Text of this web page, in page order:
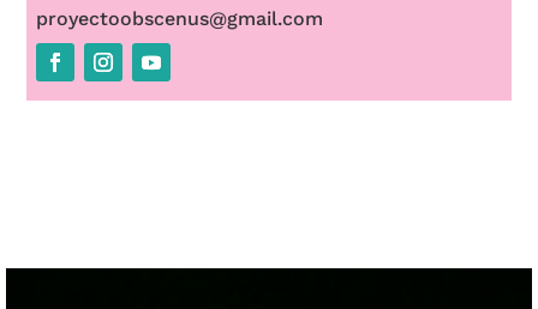
proyectoobscenus@gmail.com